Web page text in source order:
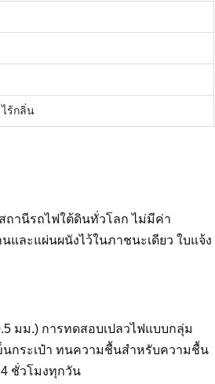
ร้กลิ่น
ถานีรถไฟใต้ดินทั่วโลก ไม่มีค่า
และแผ่นผนังไว้ในภาชนะเดียว ใบแจ้ง
มม.) การทดสอบเปลวไฟแบบกลุ่ม
นกระเป๋า ทนความชื้นสำหรับความชื้น
ชั่วโมงทุกวัน